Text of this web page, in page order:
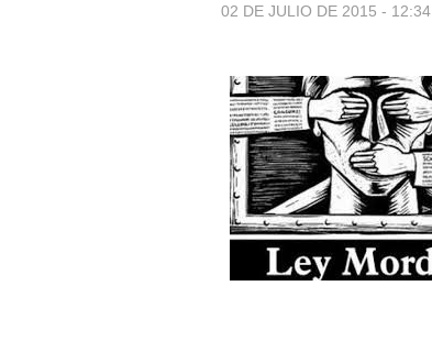
02 DE JULIO DE 2015 - 12:34